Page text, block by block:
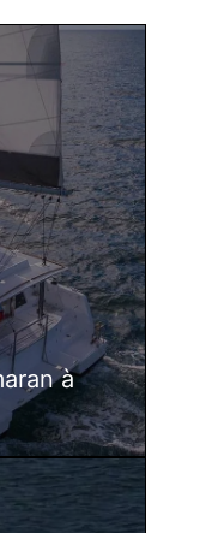
à